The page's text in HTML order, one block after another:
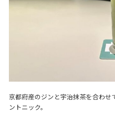
京都府産のジンと宇治抹茶を合わ
ントニック。